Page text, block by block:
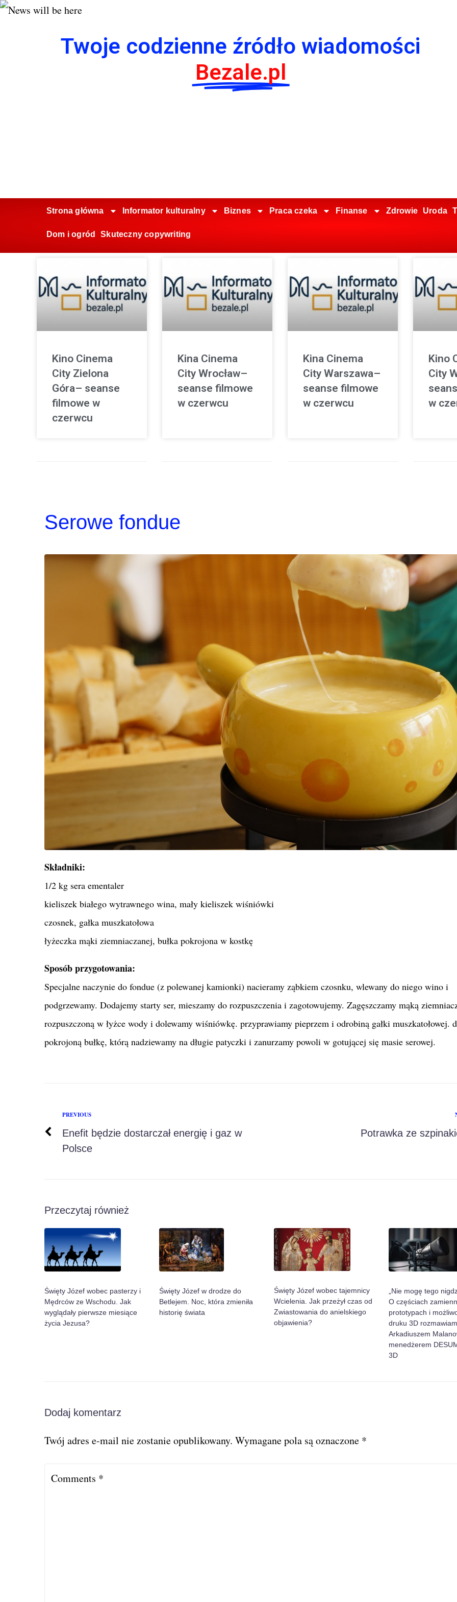
Twoje codzienne źródło wiadomości
Bezale.pl
Strona główna Informator kulturalny Biznes Praca czeka Finanse Zdrowie Uroda
Dom i ogród Skuteczny copywriting
Kino Cinema
City Zielona
Góra– seanse
filmowe w
czerwcu
Kina Cinema
City Wrocław–
seanse filmowe
w czerwcu
Kina Cinema
City Warszawa–
seanse filmowe
w czerwcu
Kino
City
w
Serowe fondue
Składniki:
1/2 kg sera ementaler
kieliszek białego wytrawnego wina, mały kieliszek wiśniówki
czosnek, gałka muszkatołowa
łyżeczka mąki ziemniaczanej, bułka pokrojona w kostkę
Sposób przygotowania:
Specjalne naczynie do fondue (z polewanej kamionki) nacieramy ząbkiem czosnku, wlewany do niego wino i
podgrzewamy. Dodajemy starty ser, mieszamy do rozpuszczenia i zagotowujemy. Zagęszczamy mąką
rozpuszczoną w łyżce wody i dolewamy wiśniówkę. przyprawiamy pieprzem i odrobiną gałki muszkatołowej.
pokrojoną bułkę, którą nadziewamy na długie patyczki i zanurzamy powoli w gotującej się masie serowej.
PREVIOUS
Enefit będzie dostarczał energię i gaz w
Polsce
Potrawka ze
Przeczytaj również
Święty Józef wobec pasterzy i
Mędrców ze Wschodu. Jak
wyglądały pierwsze miesiące
życia Jezusa?
Święty Józef w drodze do
Betlejem. Noc, która zmieniła
historię świata
Święty Józef wobec tajemnicy
Wcielenia. Jak przeżył czas od
Zwiastowania do anielskiego
objawienia?
„Nie mogę tego
O częściach
prototypach i
druku 3D
Arkadiuszem
menedżerem
3D
Dodaj komentarz
Twój adres e-mail nie zostanie opublikowany. Wymagane pola są oznaczone *